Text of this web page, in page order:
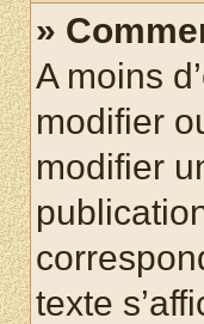
»
A moins
modifier
modifier
texte